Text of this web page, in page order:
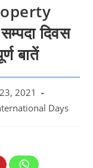
दिवस
बातें
2021
Days